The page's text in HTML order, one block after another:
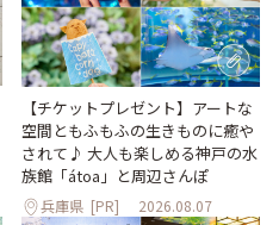
【チケットプレゼント】アートな
空間ともふもふの生きものに癒や
されて♪ 大人も楽しめる神戸の水
族館「átoa」と周辺さんぽ
兵庫県 [PR] 2026.08.07